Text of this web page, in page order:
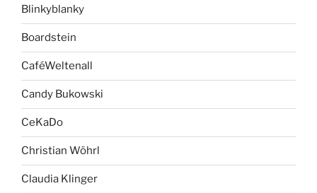
Blinkyblanky
Boardstein
CaféWeltenall
Candy Bukowski
CeKaDo
Christian Wöhrl
Claudia Klinger